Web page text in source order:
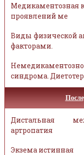
Медикаментозная
проявлений ме
Виды физической
факторами.
синдрома. Диетотер
Дистальная
артропатия
Экзема истинная